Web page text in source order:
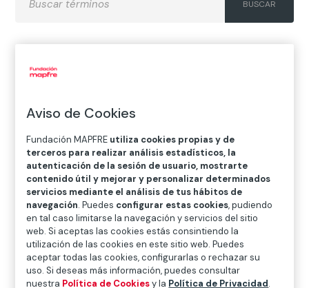
A
V
W X Y Z
Diccionario de seguros
garantía
(guarantee)
Aviso de Cookies
Fundación MAPFRE utiliza cookies propias y de
terceros para realizar análisis estadísticos, la
autenticación de la sesión de usuario, mostrarte
contenido útil y mejorar y personalizar determinados
servicios mediante el análisis de tus hábitos de
navegación. Puedes configurar estas cookies, pudiendo
en tal caso limitarse la navegación y servicios del sitio
web. Si aceptas las cookies estás consintiendo la
utilización de las cookies en este sitio web. Puedes
aceptar todas las cookies, configurarlas o rechazar su
uso. Si deseas más información, puedes consultar
nuestra Política de Cookiesy la Política de Privacidad.